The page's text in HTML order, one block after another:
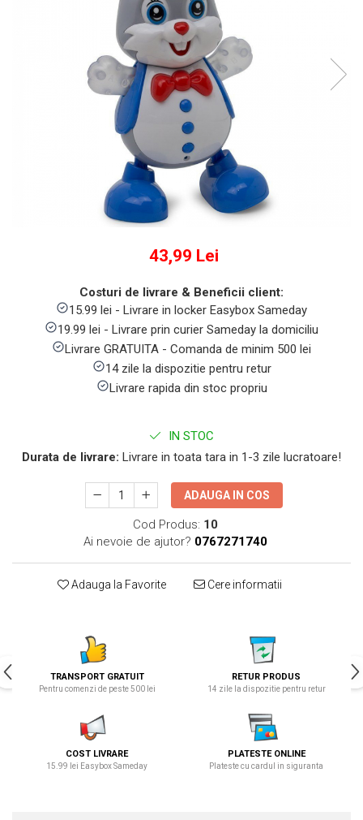
43,99 Lei
Costuri de livrare & Beneficii client:
15.99 lei - Livrare in locker Easybox Sameday
19.99 lei - Livrare prin curier Sameday la domiciliu
Livrare GRATUITA - Comanda de minim 500 lei
14 zile la dispozitie pentru retur
Livrare rapida din stoc propriu
IN STOC
Durata de livrare: Livrare in toata tara in 1-3 zile lucratoare!
ADAUGA IN COS
Cod Produs: 10
Ai nevoie de ajutor? 0767271740
Adauga la Favorite Cere informatii
TRANSPORT GRATUIT
Pentru comenzi de peste 500 lei
RETUR PRODUS
14 zile la dispozitie pentru retur
COST LIVRARE
15.99 lei Easybox Sameday
PLATESTE ONLINE
Plateste cu cardul in siguranta